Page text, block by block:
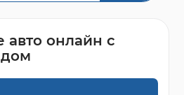
авто онлайн с